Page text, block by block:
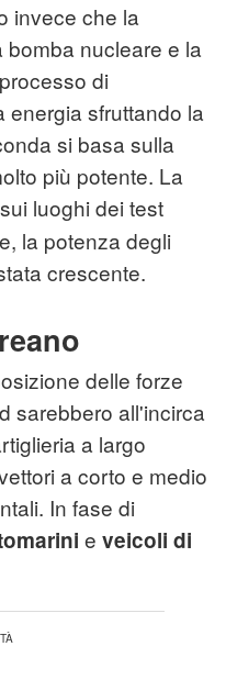
invece che la
nucleare e la
di
energia sfruttando la
si basa sulla
più potente. La
luoghi dei test
la potenza degli
crescente.
delle forze
sarebbero all'incirca
a largo
a corto e medio
In fase di
e veicoli di